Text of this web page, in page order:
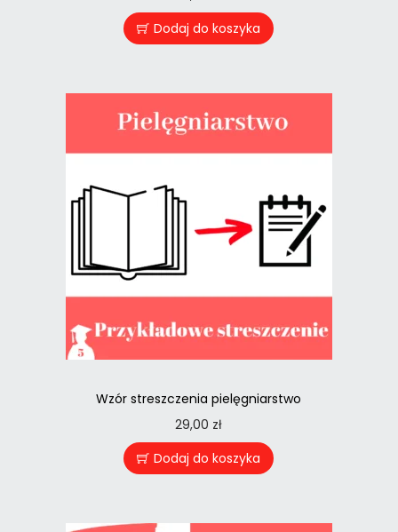
Dodaj do koszyka
Wzór streszczenia pielęgniarstwo
29,00 zł
Dodaj do koszyka